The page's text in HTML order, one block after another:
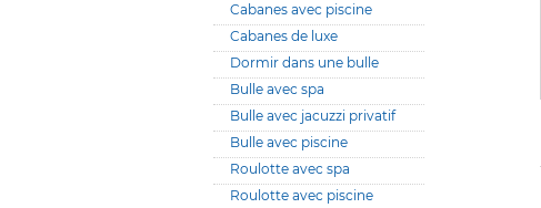
Cabanes avec piscine
Cabanes de luxe
Dormir dans une bulle
Bulle avec spa
Bulle avec jacuzzi privatif
Bulle avec piscine
Roulotte avec spa
Roulotte avec piscine